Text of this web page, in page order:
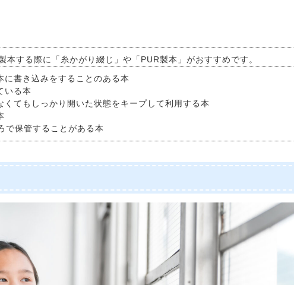
本する際に「糸かがり綴じ」や「PUR製本」がおすすめです。
に書き込みをすることのある本
いる本
くてもしっかり開いた状態をキープして利用する本
で保管することがある本